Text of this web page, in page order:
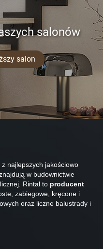
salonów
salon
najlepszych jakościowo
w budownictwie
Rintal to producent
zabiegowe, kręcone i
oraz liczne balustrady i